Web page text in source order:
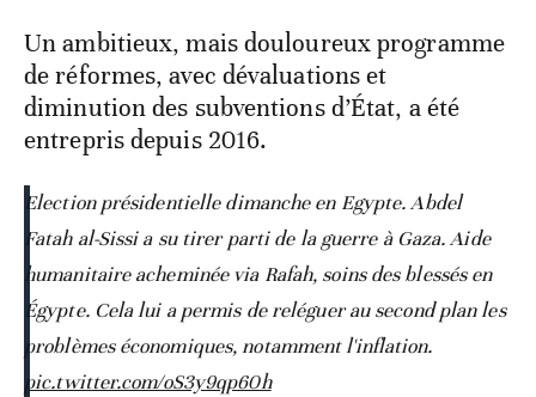
Un ambitieux, mais douloureux programme
de réformes, avec dévaluations et
diminution des subventions d’État, a été
entrepris depuis 2016.
Election présidentielle dimanche en Egypte. Abdel
Fatah al-Sissi a su tirer parti de la guerre à Gaza. Aide
humanitaire acheminée via Rafah, soins des blessés en
Égypte. Cela lui a permis de reléguer au second plan les
problèmes économiques, notamment l'inflation.
pic.twitter.com/oS3y9qp60h